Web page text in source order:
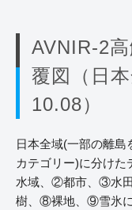
AVNIR-2
覆図（日
10.08）
日本全域(一部の離島
カテゴリー)に分け
水域、②都市、③水
樹、⑧裸地、⑨雪氷に